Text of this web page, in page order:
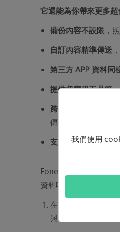
它還能為你帶來更多超
備份內容不設限，
自訂內容精準傳送
第三方 APP 資料同
提供超實用工具箱
跨系統零距離傳送
傳資料
支援所有機型與系統
FonePaw 的操作簡單
資料吧。
在官網下載並安裝
與 iPhone。
我們使用